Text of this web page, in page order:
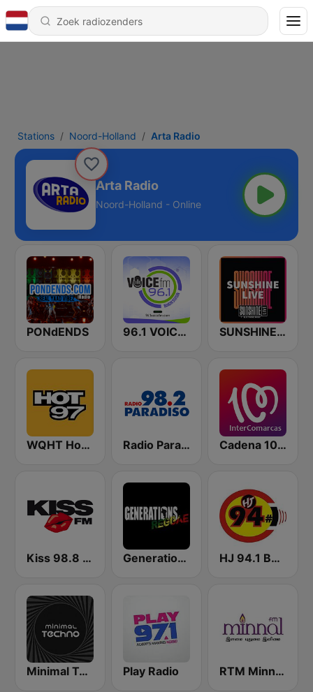
Stations Noord-Holland Arta Radio
Arta Radio
Noord-Holland - Online
PONdENDS 96.1 VOICE FM | #BANGIN SUNSHINE LIVE
WQHT Hot 97 FM Radio Paradiso Berlin Cadena 100 InterComarcas
Kiss 98.8 FM Generations Reggae HJ 94.1 Boom FM
Minimal Techno Radio Play Radio RTM Minnal FM